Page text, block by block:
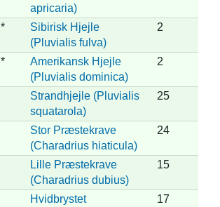
apricaria)
*
Sibirisk Hjejle
(Pluvialis fulva)
2
*
Amerikansk Hjejle
(Pluvialis dominica)
2
Strandhjejle (Pluvialis
squatarola)
25
Stor Præstekrave
(Charadrius hiaticula)
24
Lille Præstekrave
(Charadrius dubius)
15
Hvidbrystet
17